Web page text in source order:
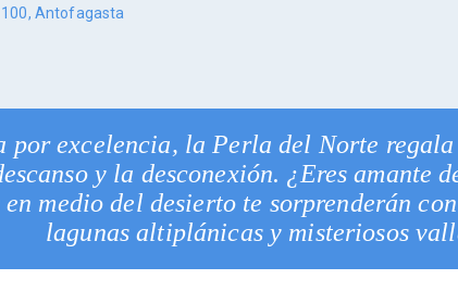
Antofagasta
por excelencia, la Perla del Norte
y la desconexión. ¿Eres amante
en medio del desierto te sorprenderán
lagunas altiplánicas y misteriosos